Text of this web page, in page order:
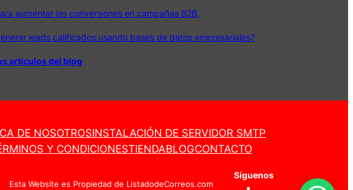
aumentar las conversiones en campañas B2B.
leads calificados usando bases de datos empresariales?
artículos del blog
DE NOSOTROSINSTALACIÓN DE SERVIDOR SMTP
Y CONDICIONESTIENDABLOGCONTACTO
Esta Website es Propiedad de ListadodeCorreos.com
Síguenos